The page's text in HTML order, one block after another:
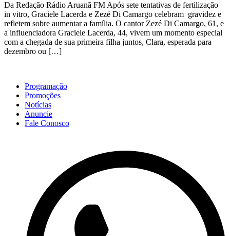
Da Redação Rádio Aruanã FM Após sete tentativas de fertilização
in vitro, Graciele Lacerda e Zezé Di Camargo celebram gravidez e
refletem sobre aumentar a família. O cantor Zezé Di Camargo, 61, e
a influenciadora Graciele Lacerda, 44, vivem um momento especial
com a chegada de sua primeira filha juntos, Clara, esperada para
dezembro ou […]
Programação
Promoções
Notícias
Anuncie
Fale Conosco